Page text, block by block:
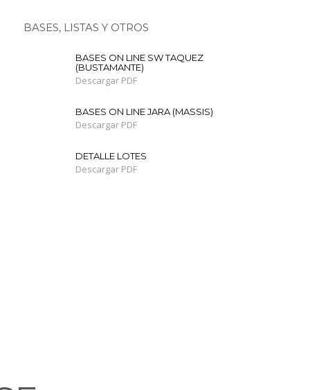
BASES, LISTAS Y OTROS
BASES ON LINE SW TAQUEZ
(BUSTAMANTE)
Descargar PDF
BASES ON LINE JARA (MASSIS)
Descargar PDF
DETALLE LOTES
Descargar PDF